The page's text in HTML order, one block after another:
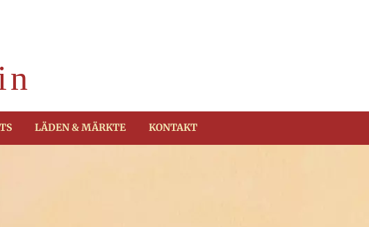
LÄDEN & MÄRKTE KONTAKT